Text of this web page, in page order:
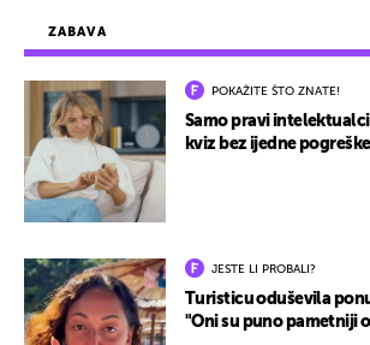
ZABAVA
POKAŽITE ŠTO ZNATE!
Samo pravi
kviz bez ijedne pogreške
JESTE LI PROBALI?
Turisticu oduševila
"Oni su puno pametniji